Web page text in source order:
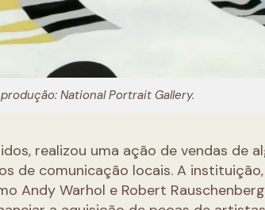
National Portrait Gallery.
realizou uma ação de vendas de
de comunicação locais. A instituição,
Andy Warhol e Robert